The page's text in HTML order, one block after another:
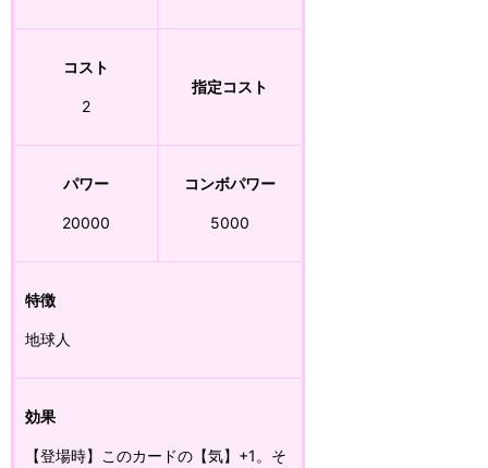
コスト
2
指定コスト
パワー
20000
コンボパワー
5000
特徴
地球人
効果
【登場時】このカードの【気】+1。そ